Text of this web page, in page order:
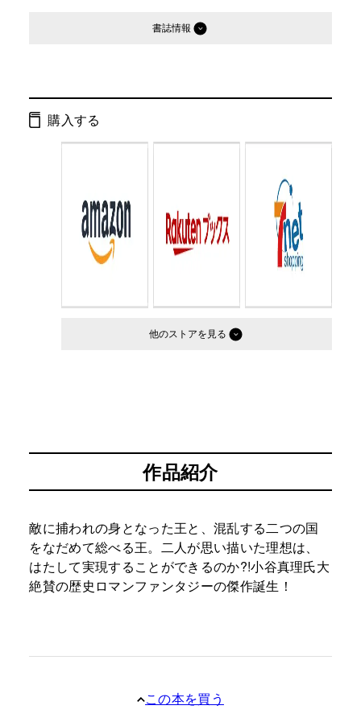
書誌情報
ISBN： 9784344013988
判型：
購入する
他のストア
作品紹介
敵に捕われの身となった王と、混乱する二つの国
をなだめて総べる王。二人が思い描いた理想は、
はたして実現することができるのか?!小谷真理氏大
絶賛の歴史ロマンファンタジーの傑作誕生！
この本を買う